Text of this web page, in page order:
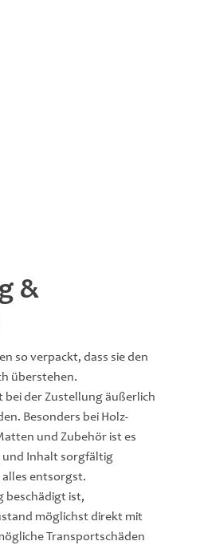
&
so verpackt, dass sie den
überstehen.
bei der Zustellung äußerlich
Besonders bei Holz-
und Zubehör ist es
und Inhalt sorgfältig
alles entsorgst.
beschädigt ist,
möglichst direkt mit
Transportschäden